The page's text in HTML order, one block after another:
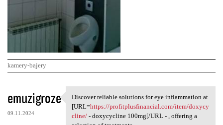
kamery-bajery
K
o
m
emuzigroze
09.11.2024
Discover reliable solutions
Discover reliable solutions for eye inflammation at
[URL=https://profitplusfinancial.com/item/doxycy
cline/- doxycycline 100mg[/URL - , offering a